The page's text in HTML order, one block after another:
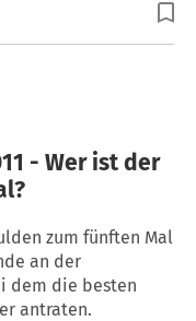
- Wer ist der
zum fünften Mal
an der
dem die besten
antraten.